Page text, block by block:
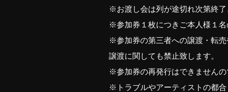
※お渡し会は列が途切れ次第終了
※参加券１枚につきご本人様１名
※参加券の第三者への譲渡・転
譲渡に関しても禁止致します。
※参加券の再発行はできませんの
※トラブルやアーティストの都